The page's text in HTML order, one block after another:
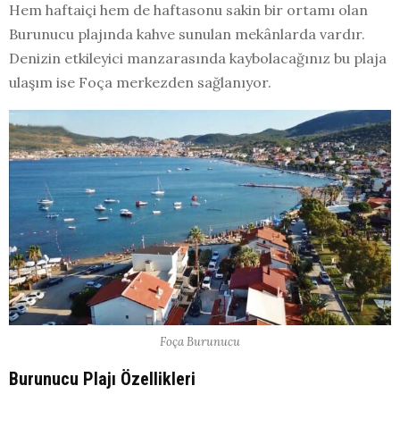
Hem haftaiçi hem de haftasonu sakin bir ortamı olan
Burunucu plajında kahve sunulan mekânlarda vardır.
Denizin etkileyici manzarasında kaybolacağınız bu plaja
ulaşım ise Foça merkezden sağlanıyor.
Foça Burunucu
Burunucu Plajı Özellikleri